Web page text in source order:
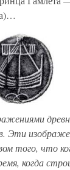
Эти
того, что
когда